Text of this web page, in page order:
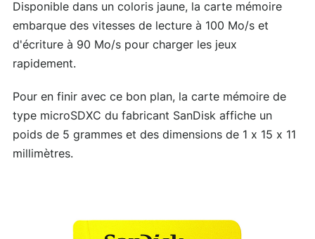
Disponible dans un coloris jaune, la carte mémoire
embarque des vitesses de lecture à 100 Mo/s et
d'écriture à 90 Mo/s pour charger les jeux
rapidement.
Pour en finir avec ce bon plan, la carte mémoire de
type microSDXC du fabricant SanDisk affiche un
poids de 5 grammes et des dimensions de 1 x 15 x 11
millimètres.